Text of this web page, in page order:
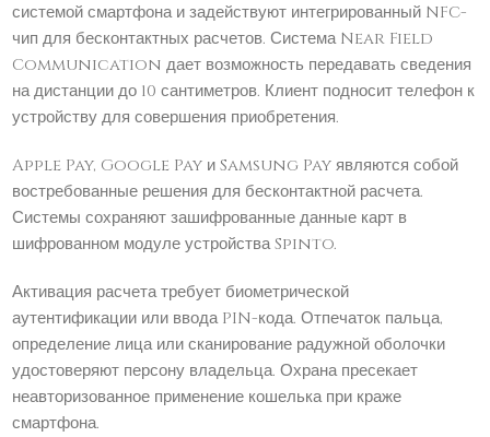
системой смартфона и задействуют интегрированный NFC-
чип для бесконтактных расчетов. Система Near Field
Communication дает возможность передавать сведения
на дистанции до 10 сантиметров. Клиент подносит телефон к
устройству для совершения приобретения.
Apple Pay, Google Pay и Samsung Pay являются собой
востребованные решения для бесконтактной расчета.
Системы сохраняют зашифрованные данные карт в
шифрованном модуле устройства Spinto.
Активация расчета требует биометрической
аутентификации или ввода PIN-кода. Отпечаток пальца,
определение лица или сканирование радужной оболочки
удостоверяют персону владельца. Охрана пресекает
неавторизованное применение кошелька при краже
смартфона.